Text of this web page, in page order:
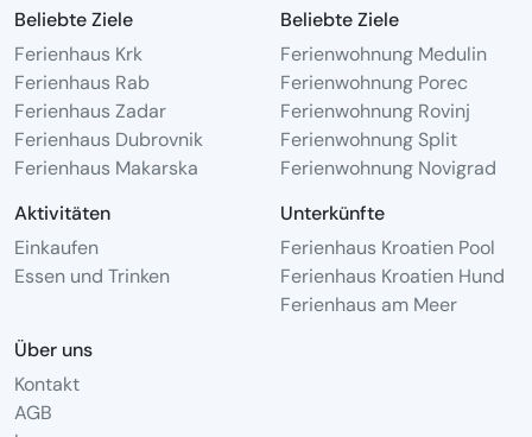
Beliebte Ziele
Ferienhaus Krk
Ferienhaus Rab
Ferienhaus Zadar
Ferienhaus Dubrovnik
Ferienhaus Makarska
Beliebte Ziele
Ferienwohnung Medulin
Ferienwohnung Porec
Ferienwohnung Rovinj
Ferienwohnung Split
Ferienwohnung Novigrad
Aktivitäten
Einkaufen
Essen und Trinken
Unterkünfte
Ferienhaus Kroatien Pool
Ferienhaus Kroatien Hund
Ferienhaus am Meer
Über uns
Kontakt
AGB